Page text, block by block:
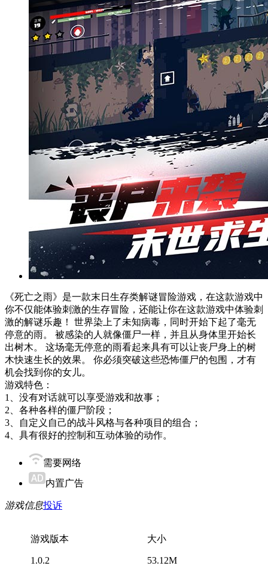
《死亡之雨》是一款末日生存类解谜冒险游戏，在这款游戏中
你不仅能体验刺激的生存冒险，还能让你在这款游戏中体验刺
激的解谜乐趣！ 世界染上了未知病毒，同时开始下起了毫无
停意的雨。 被感染的人就像僵尸一样，并且从身体里开始长
出树木。 这场毫无停意的雨看起来具有可以让丧尸身上的树
木快速生长的效果。 你必须突破这些恐怖僵尸的包围，才有
机会找到你的女儿。
游戏特色：
1、没有对话就可以享受游戏和故事；
2、各种各样的僵尸阶段；
3、自定义自己的战斗风格与各种项目的组合；
4、具有很好的控制和互动体验的动作。
需要网络
内置广告
游戏信息投诉
游戏版本
1.0.2
大小
53.12M